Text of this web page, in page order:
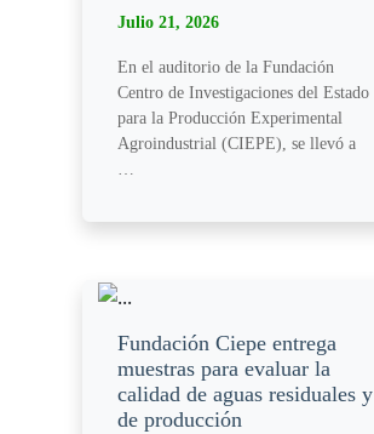
Julio 21, 2026
En el auditorio de la Fundación
Centro de Investigaciones del Estado
para la Producción Experimental
Agroindustrial (CIEPE), se llevó a
Fundación Ciepe entrega
muestras para evaluar la
calidad de aguas residuales y
de producción